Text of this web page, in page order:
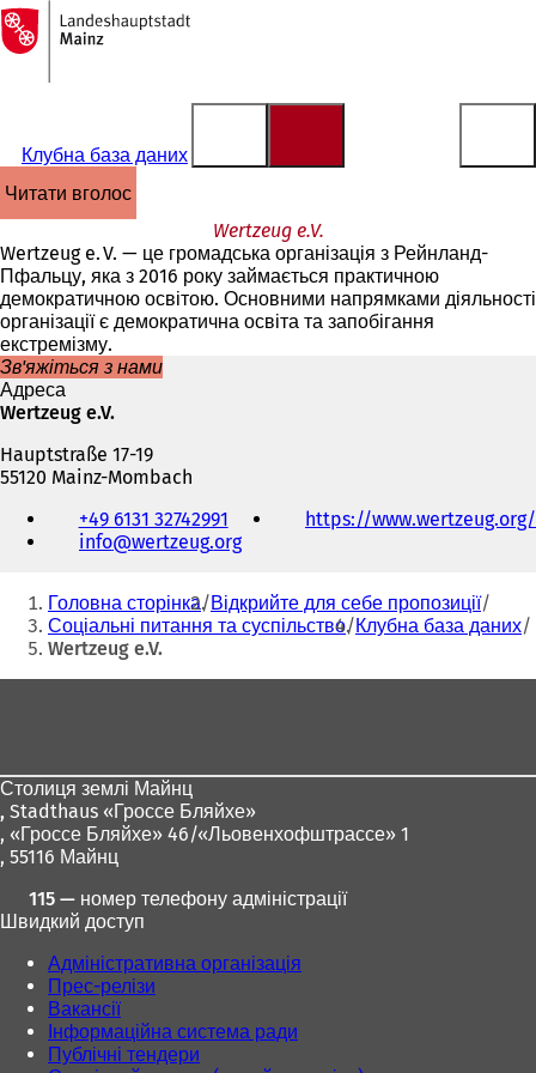
Перейти до змісту
На
головну
сторінку
Клубна база даних
читати вголос
Wertzeug e.V.
Wertzeug e. V. — це громадська організація з Рейнланд-
Пфальцу, яка з 2016 року займається практичною
демократичною освітою. Основними напрямками діяльності
організації є демократична освіта та запобігання
екстремізму.
Зв'яжіться з нами
Адреса
Wertzeug e.V.
Hauptstraße 17-19
55120 Mainz-Mombach
факс
електронної
пошти
+49 6131 32742991
https://www.wertzeug.org/
info
wertzeug org
Ти
тут:
Головна сторінка Відкрийте для себе пропозиції
Соціальні питання та суспільство Клубна база даних
Wertzeug e.V.
Столиця землі Майнц
, Stadthaus «Гроссе Бляйхе»
, «Гроссе Бляйхе» 46/«Льовенхофштрассе» 1
, 55116 Майнц
115 — номер телефону адміністрації
Швидкий доступ
Адміністративна організація
Прес-релізи
Вакансії
Інформаційна система ради
Публічні тендери